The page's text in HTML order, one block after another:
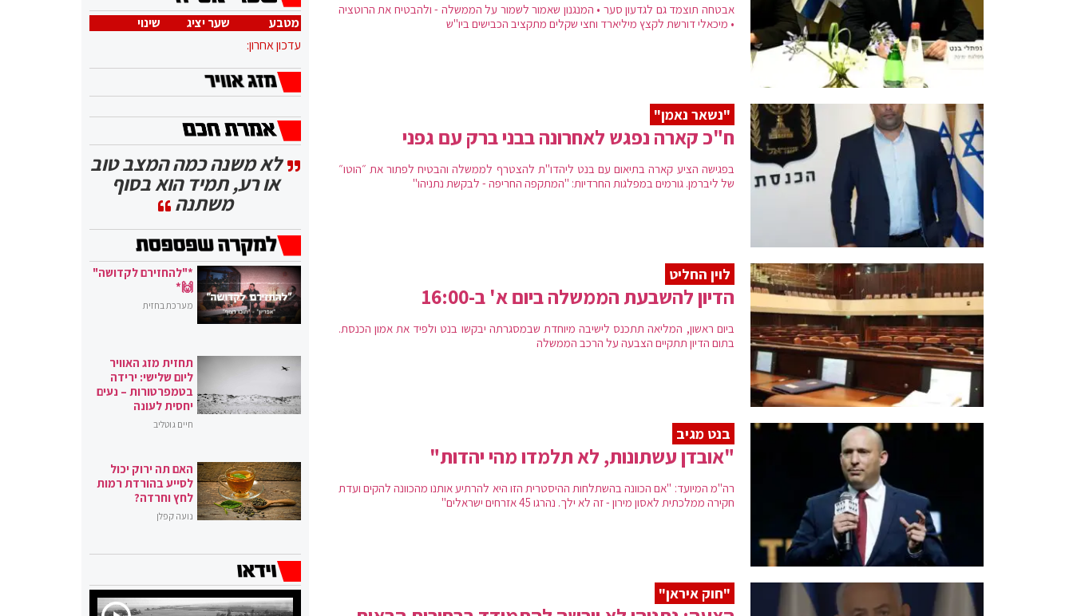
אבטחה תוצמד גם לגדעון סער • המנגנון שאמור לשמור על הממשלה - ולהבטיח את הרוטציה
• מיכאלי דורשת לקצץ מיליארד וחצי שקלים מתקציב הכבישים ביו"ש
"נשאר נאמן"
ח"כ קארה נפגש לאחרונה בבני ברק עם גפני
בפגישה הציע קארה בתיאום עם בנט ליהדו"ת להצטרף לממשלה והבטיח לפתור את ״הוטו״
של ליברמן. גורמים במפלגות החרדיות: "המתקפה החריפה - לבקשת נתניהו"
לוין החליט
הדיון להשבעת הממשלה ביום א' ב-16:00
ביום ראשון, המליאה תתכנס לישיבה מיוחדת שבמסגרתה יבקשו בנט ולפיד את אמון הכנסת.
בתום הדיון תתקיים הצבעה על הרכב הממשלה
בנט מגיב
"אובדן עשתונות, לא תלמדו מהי יהדות"
רה"מ המיועד: "אם הכוונה בהשתלחות ההיסטרית הזו היא להרתיע אותנו מהכוונה להקים ועדת
חקירה ממלכתית לאסון מירון - זה לא ילך. נהרגו 45 אזרחים ישראלים"
"חוק איראן"
מטבע שער יציג
שינוי
עדכון אחרון:
לא משנה כמה המצב טוב
או רע, תמיד הוא בסוף
משתנה
*"להחזירם לקדושה"
🙌*
מערכת בחזית
תחזית מזג האוויר
ליום שלישי: ירידה
בטמפרטורות – נעים
יחסית לעונה
חיים גוטליב
האם תה ירוק יכול
לסייע בהורדת רמות
לחץ וחרדה?
נועה קפלן